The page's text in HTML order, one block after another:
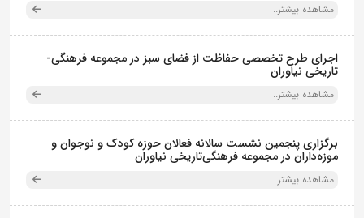
مشاهده بیشتر..
اجرای طرح تخصصی حفاظت از فضای سبز در مجموعه فرهنگی-
تاریخی نیاوران
مشاهده بیشتر..
برگزاری پنجمین نشست سالانه فعالان حوزه کودک و نوجوان و
موزه‌داران در مجموعه فرهنگی‌تاریخی نیاوران
مشاهده بیشتر..